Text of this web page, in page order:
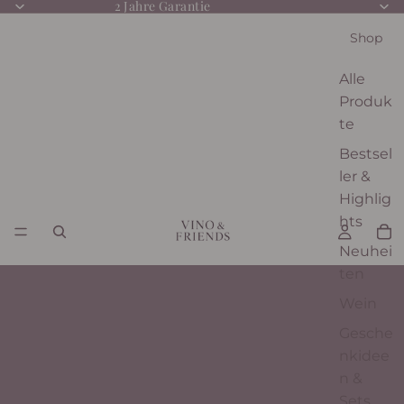
2 Jahre Garantie
Shop
Alle
Produk
te
Bestsel
ler &
Highlig
hts
Neuhei